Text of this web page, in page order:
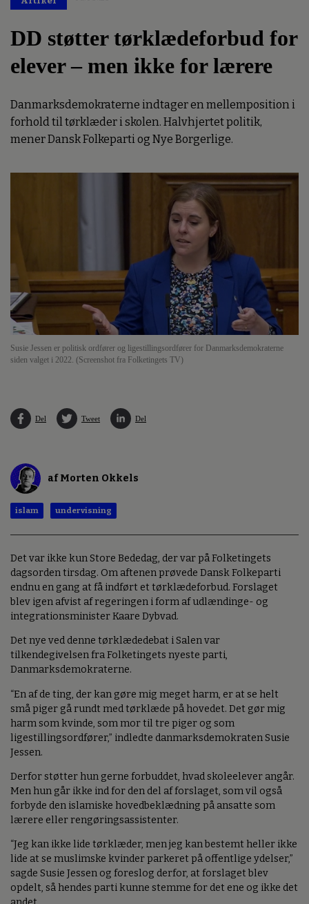
DD støtter tørklædeforbud for
elever – men ikke for lærere
Danmarksdemokraterne indtager en mellemposition i
forhold til tørklæder i skolen. Halvhjertet politik,
mener Dansk Folkeparti og Nye Borgerlige.
Susie Jessen er politisk ordfører og ligestillingsordfører for Danmarksdemokraterne
siden valget i 2022. (Screenshot fra Folketingets TV)
Del Tweet Del
af Morten Okkels
islam undervisning
Det var ikke kun Store Bededag, der var på Folketingets
dagsorden tirsdag. Om aftenen prøvede Dansk Folkeparti
endnu en gang at få indført et tørklædeforbud. Forslaget
blev igen afvist af regeringen i form af udlændinge- og
integrationsminister Kaare Dybvad.
Det nye ved denne tørklædedebat i Salen var
tilkendegivelsen fra Folketingets nyeste parti,
Danmarksdemokraterne.
“En af de ting, der kan gøre mig meget harm, er at se helt
små piger gå rundt med tørklæde på hovedet. Det gør mig
harm som kvinde, som mor til tre piger og som
ligestillingsordfører,” indledte danmarksdemokraten Susie
Jessen.
Derfor støtter hun gerne forbuddet, hvad skoleelever angår.
Men hun går ikke ind for den del af forslaget, som vil også
forbyde den islamiske hovedbeklædning på ansatte som
lærere eller rengøringsassistenter.
“Jeg kan ikke lide tørklæder, men jeg kan bestemt heller ikke
lide at se muslimske kvinder parkeret på offentlige ydelser,”
sagde Susie Jessen og foreslog derfor, at forslaget blev
opdelt, så hendes parti kunne stemme for det ene og ikke det